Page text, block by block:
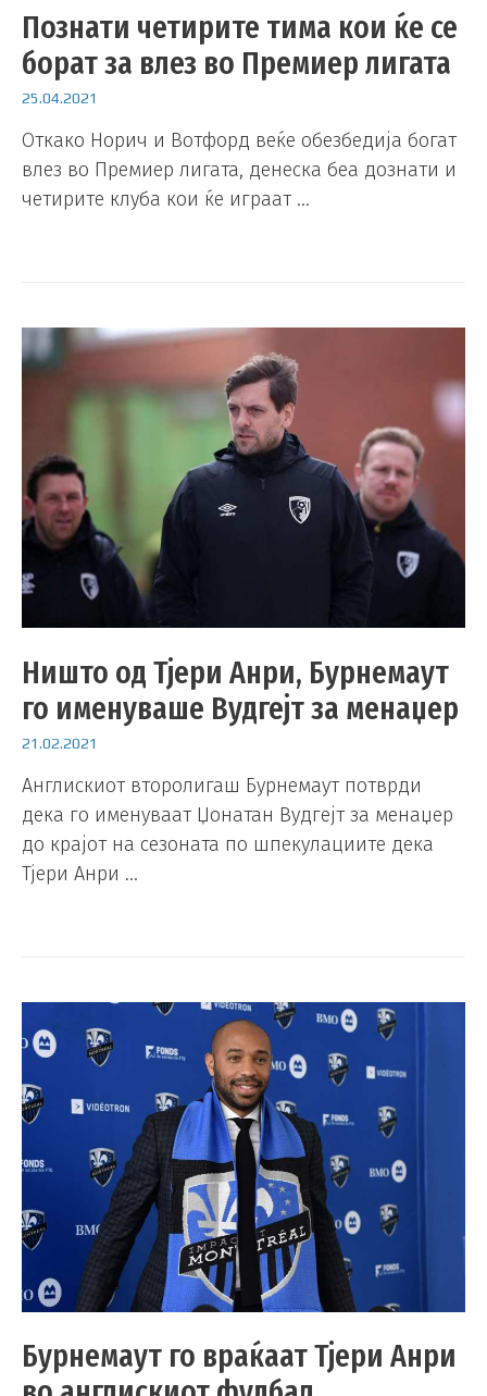
Познати четирите тима кои ќе се
борат за влез во Премиер лигата
25.04.2021
Откако Норич и Вотфорд веќе обезбедија богат
влез во Премиер лигата, денеска беа дознати и
четирите клуба кои ќе играат …
Ништо од Тјери Анри, Бурнемаут
го именуваше Вудгејт за менаџер
21.02.2021
Англискиот второлигаш Бурнемаут потврди
дека го именуваат Џонатан Вудгејт за менаџер
до крајот на сезоната по шпекулациите дека
Тјери Анри …
Бурнемаут го враќаат Тјери Анри